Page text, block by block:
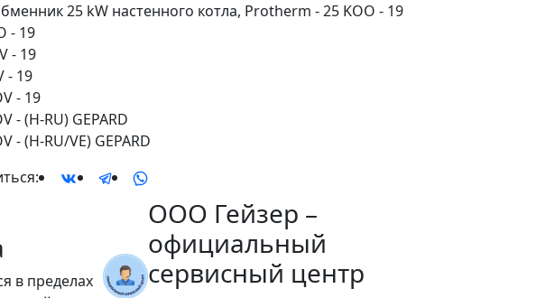
25 kW настенного котла, Protherm - 25 KOO - 19
- 19
- 19
- 19
- 19
- (H-RU) GEPARD
- (H-RU/VE) GEPARD
в пределах
ООО Гейзер –
официальный
сервисный центр